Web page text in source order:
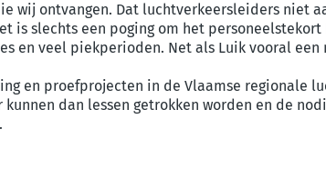
ontvangen. Dat luchtverkeersleiders niet
is slechts een poging om het
en veel piekperioden. Net als Luik vooral een
en proefprojecten in de Vlaamse regionale
dan lessen getrokken worden en de